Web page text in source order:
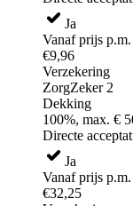
Ja
Vanaf prijs p.m.
€9,96
Verzekering
ZorgZeker 2
Dekking
100%, max. €
Directe
Ja
Vanaf prijs p.m.
€32,25